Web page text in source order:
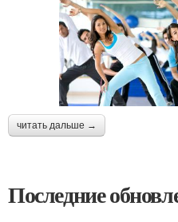
читать дальше →
Последние